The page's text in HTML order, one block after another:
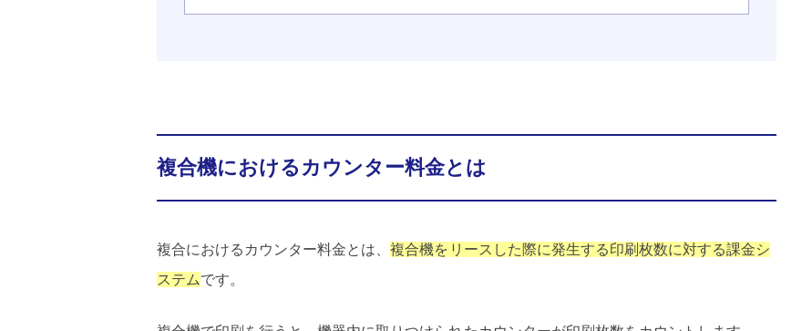
複合機におけるカウンター料金とは
複合におけるカウンター料金とは、複合機をリースした際に発生する印刷枚数に対する課金シ
ステムです。